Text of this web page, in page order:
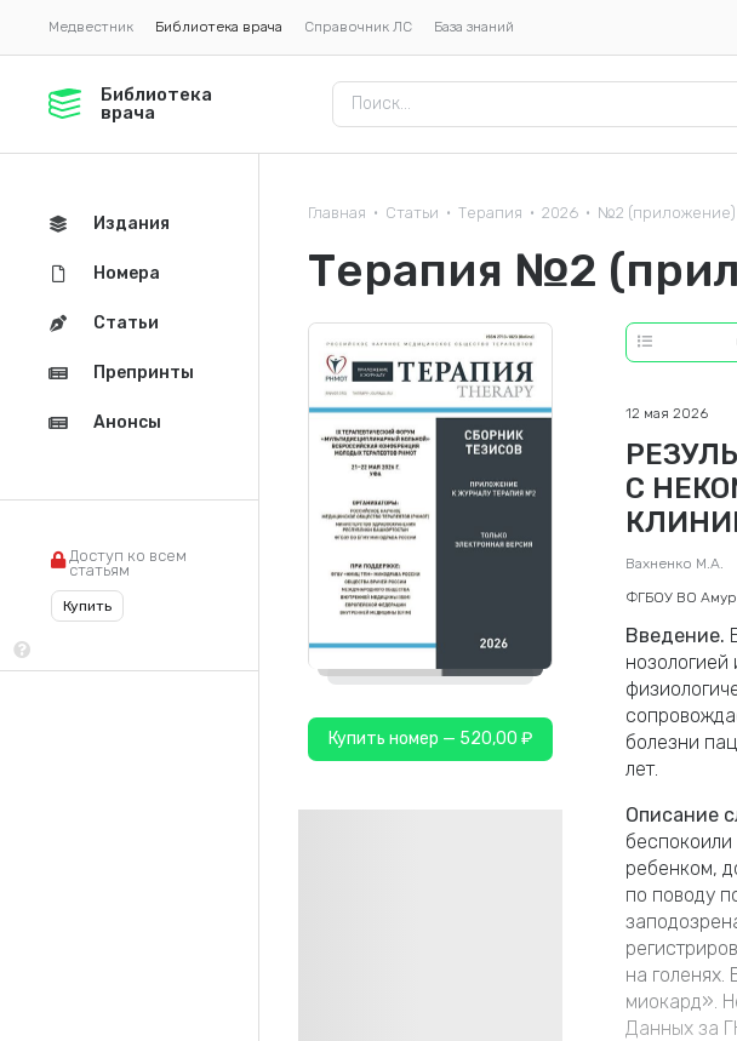
Медвестник Библиотека врача Справочник ЛС База знаний
Библиотека
врача
Главная • Статьи • Терапия • 2026 • №2 (приложение)
Терапия №2
С
12 мая 2026
ФГБОУ ВО
Введение.
болезни
лет.
Описание
ребенком,
по поводу
на
миокард».
Данных за
Вахненко М.А.
Купить номер — 520,00 ₽
Издания
Номера
Статьи
Препринты
Анонсы
Доступ ко всем
статьям
Купить